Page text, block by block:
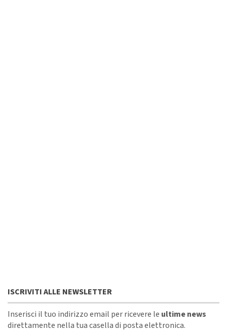
ISCRIVITI ALLE NEWSLETTER
Inserisci il tuo indirizzo email per ricevere le ultime news
direttamente nella tua casella di posta elettronica.